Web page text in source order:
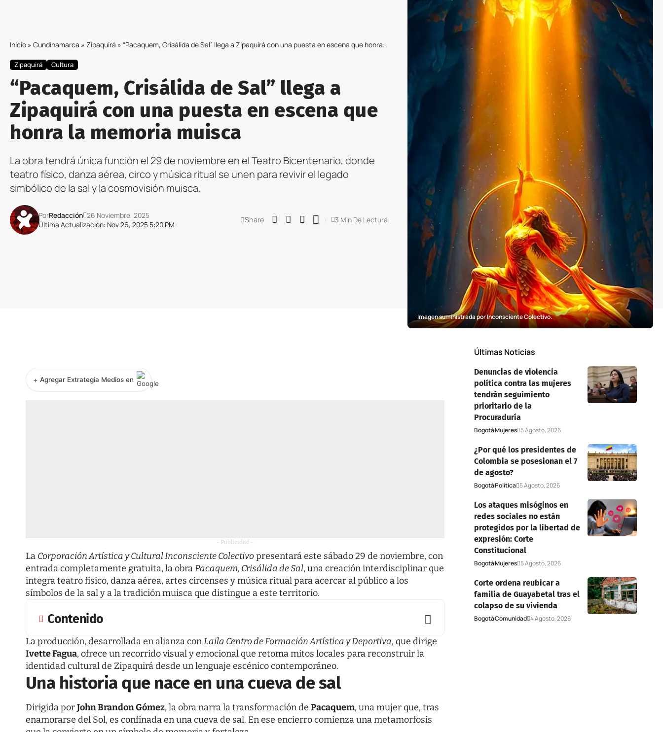
Inicio » Cundinamarca » Zipaquirá » “Pacaquem, Crisálida de Sal” llega a Zipaquirá con una puesta en escena que honra la memoria muisca
Zipaquirá Cultura
“Pacaquem, Crisálida de Sal” llega a
Zipaquirá con una puesta en escena que
honra la memoria muisca
La obra tendrá única función el 29 de noviembre en el Teatro Bicentenario, donde
teatro físico, danza aérea, circo y música ritual se unen para revivir el legado
simbólico de la sal y la cosmovisión muisca.
Última Actualización: Nov 26, 2025 5:20 PM
PorRedacción 26 Noviembre, 2025 Share 3 Min De Lectura
Imagen suministrada por Inconsciente Colectivo.
+ Agregar Extrategia Medios en
- Publicidad -
La Corporación Artística y Cultural Inconsciente Colectivopresentará este sábado 29 de noviembre, con
entrada completamente gratuita, la obraPacaquem, Crisálida de Sal, una creación interdisciplinar que
integra teatro físico, danza aérea, artes circenses y música ritual para acercar al público a los
símbolos de la sal y a la tradición muisca que distingue a este territorio.
Contenido
La producción, desarrollada en alianza conLaila Centro de Formación Artística y Deportiva, que dirige
Ivette Fagua, ofrece un recorrido visual y emocional que retoma mitos locales para reconstruir la
identidad cultural de Zipaquirá desde un lenguaje escénico contemporáneo.
Una historia que nace en una cueva de sal
Dirigida porJohn Brandon Gómez, la obra narra la transformación de Pacaquem, una mujer que, tras
enamorarse del Sol, es confinada en una cueva de sal. En ese encierro comienza una metamorfosis
Últimas Noticias
Denuncias de violencia
política contra las mujeres
tendrán seguimiento
prioritario de la
Procuraduría
BogotáMujeres 5 Agosto, 2026
¿Por qué los presidentes de
Colombia se posesionan el 7
de agosto?
BogotáPolítica 5 Agosto, 2026
Los ataques misóginos en
redes sociales no están
protegidos por la libertad de
expresión: Corte
Constitucional
BogotáMujeres 5 Agosto, 2026
Corte ordena reubicar a
familia de Guayabetal tras el
colapso de su vivienda
BogotáComunidad 4 Agosto, 2026